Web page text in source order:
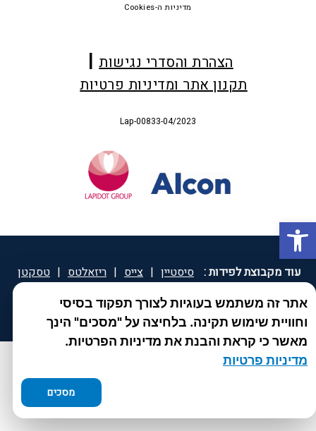
פתח סרגל נגישות
הצהרת והסדרי נגישות
תקנון אתר ומדיניות פרטיות
Lap-00833-04/2023
מדיניות ה-Cookies
אתר זה משתמש בעוגיות לצורך תפקוד בסיסי
וחוויית שימוש תקינה. בלחיצה על "מסכים" הינך
מאשר כי קראת והבנת את מדיניות הפרטיות.
מדיניות פרטיות
מסכים
עוד מקבוצת לפידות : סיסטיין | צייס | ריזאלטס | טסקטן
| ספאטון | ספיד גרון | יוטיפרו פלוס | קוקידנט |
DROPsept ®